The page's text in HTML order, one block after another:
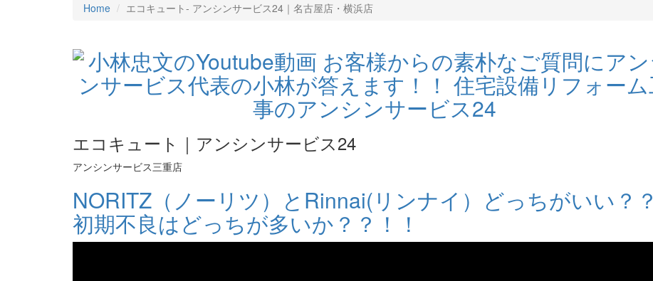
Home エコキュート‐ アンシンサービス24｜名古屋店・横浜店
エコキュート｜アンシンサービス24
アンシンサービス三重店
NORITZ（ノーリツ）とRinnai(リンナイ）どっちがいい？？
初期不良はどっちが多いか？？！！